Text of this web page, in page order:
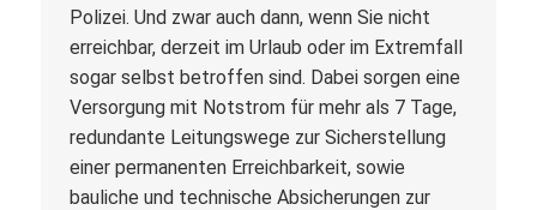
Polizei. Und zwar auch dann, wenn Sie nicht
erreichbar, derzeit im Urlaub oder im Extremfall
sogar selbst betroffen sind. Dabei sorgen eine
Versorgung mit Notstrom für mehr als 7 Tage,
redundante Leitungswege zur Sicherstellung
einer permanenten Erreichbarkeit, sowie
bauliche und technische Absicherungen zur